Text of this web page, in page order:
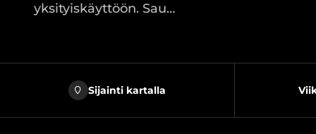
yksityiskäyttöön. Sau…
Sijainti kartalla